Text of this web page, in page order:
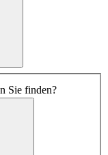
Sie finden?